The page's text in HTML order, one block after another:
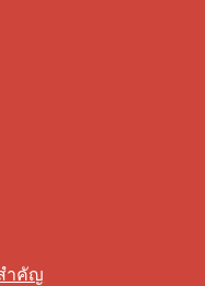
ำคัญ